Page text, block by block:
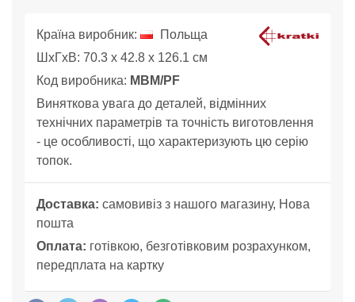
Країна виробник:
Польща
ШхГхВ: 70.3 x 42.8 x 126.1 см
Код виробника: MBM/PF
Виняткова увага до деталей, відмінних
технічних параметрів та точність виготовлення
- це особливості, що характеризують цю серію
топок.
Доставка: самовивіз з нашого магазину, Нова
пошта
Оплата: готівкою, безготівковим розрахунком,
передплата на картку